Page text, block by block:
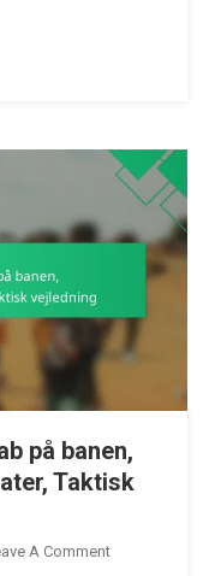
på banen,
Taktisk
A CommentOn